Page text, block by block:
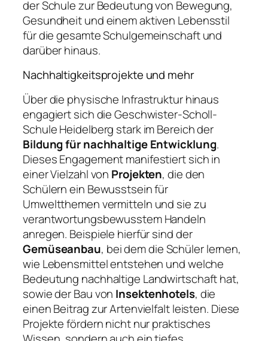
der Schule zur Bedeutung von Bewegung,
Gesundheit und einem aktiven Lebensstil
für die gesamte Schulgemeinschaft und
darüber hinaus.
Nachhaltigkeitsprojekte und mehr
Über die physische Infrastruktur hinaus
engagiert sich die Geschwister-Scholl-
Schule Heidelberg stark im Bereich der
Bildung für nachhaltige Entwicklung.
Dieses Engagement manifestiert sich in
einer Vielzahl von Projekten, die den
Schülern ein Bewusstsein für
Umweltthemen vermitteln und sie zu
verantwortungsbewusstem Handeln
anregen. Beispiele hierfür sind der
Gemüseanbau, bei dem die Schüler lernen,
wie Lebensmittel entstehen und welche
Bedeutung nachhaltige Landwirtschaft hat,
sowie der Bau von Insektenhotels, die
einen Beitrag zur Artenvielfalt leisten. Diese
Projekte fördern nicht nur praktisches